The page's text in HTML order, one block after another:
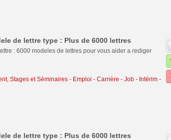
de lettre type : Plus de 6000 lettres
: 6000 modeles de lettres pour vous aider a rediger
Stages et Séminaires- Emploi - Carrière - Job - Intérim-
de lettre type : Plus de 6000 lettres